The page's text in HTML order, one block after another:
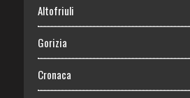
Altofriuli
Gorizia
Cronaca